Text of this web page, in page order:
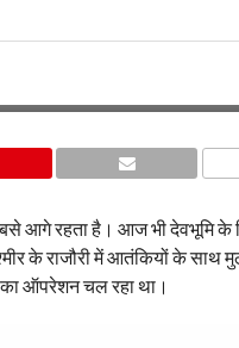
आगे रहता है। आज भी देवभूमि
के राजौरी में आतंकियों के साथ
का ऑपरेशन चल रहा था।